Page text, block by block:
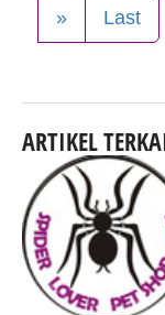
» Last
ARTIKEL